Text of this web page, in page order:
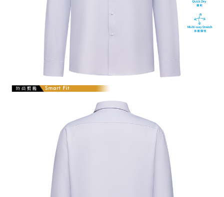
２．關於個人資料處理事宜，請瀏覽以下網址：
https://aftee.tw/terms/#terms3
３．未成年的使用者請事先徵得法定代理人或監護人之同意方可使用
「AFTEE先享後付」，若未經同意申辦者引起之損失，本公司不負相關責
４．使用「AFTEE先享後付」時，將依據個別帳號之用戶狀況，依本公司即
時審查核予不同之上限額度；若仍有額度不足之情形，本公司將視審查結果
請求用戶進行身份認證。
恩沛科技股份有限公司將有權停止該用戶之使用額度並採取法律行動。